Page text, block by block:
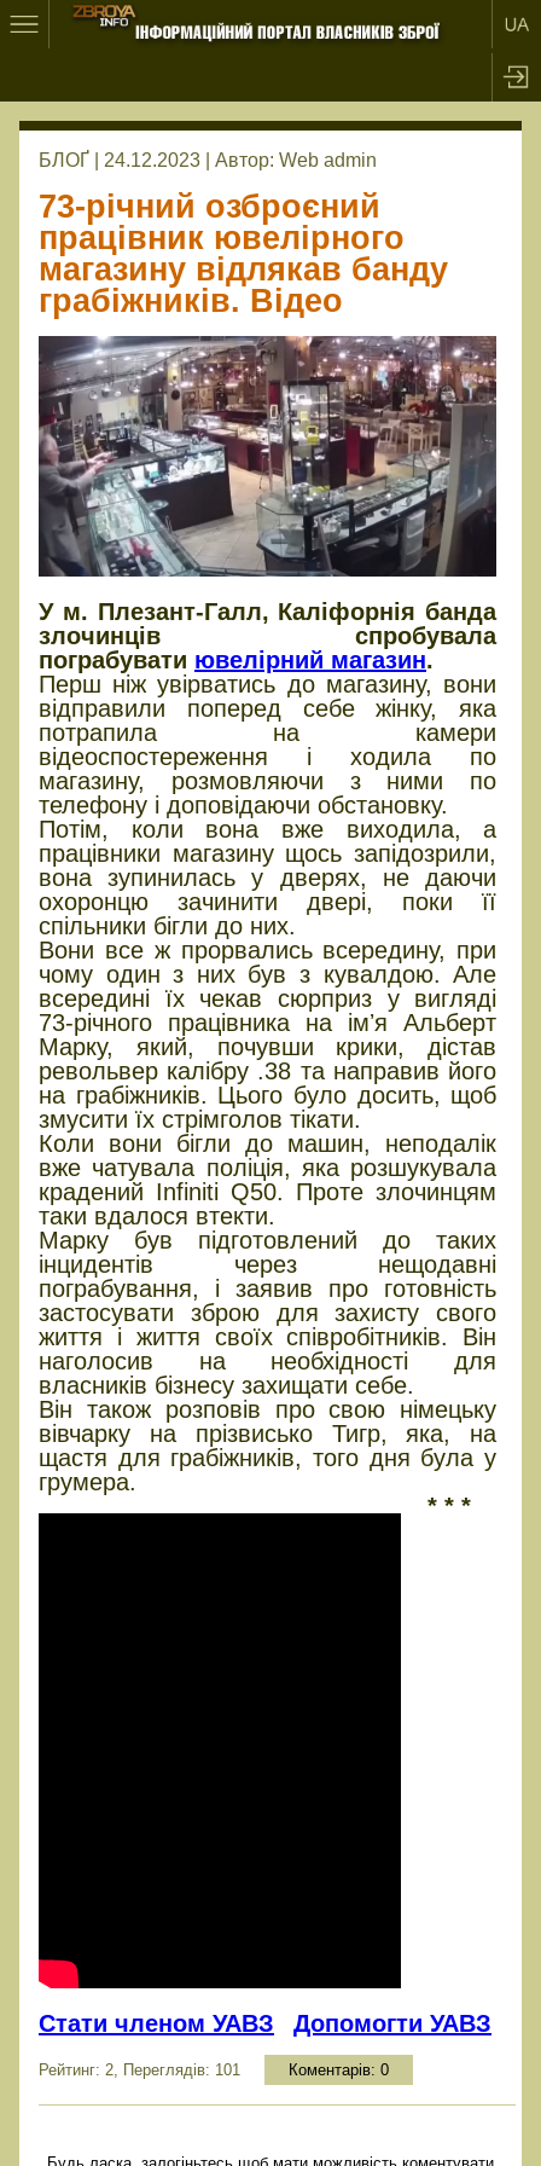
БЛОҐ | 24.12.2023 | Автор: Web admin
73-річний озброєний
працівник ювелірного
магазину відлякав банду
грабіжників. Відео
У м. Плезант-Галл, Каліфорнія банда
злочинців спробувала
пограбувати ювелірний магазин.
Перш ніж увірватись до магазину, вони
відправили поперед себе жінку, яка
потрапила на камери
відеоспостереження і ходила по
магазину, розмовляючи з ними по
телефону і доповідаючи обстановку.
Потім, коли вона вже виходила, а
працівники магазину щось запідозрили,
вона зупинилась у дверях, не даючи
охоронцю зачинити двері, поки її
спільники бігли до них.
Вони все ж прорвались всередину, при
чому один з них був з кувалдою. Але
всередині їх чекав сюрприз у вигляді
73-річного працівника на імʼя Альберт
Марку, який, почувши крики, дістав
револьвер калібру .38 та направив його
на грабіжників. Цього було досить, щоб
змусити їх стрімголов тікати.
Коли вони бігли до машин, неподалік
вже чатувала поліція, яка розшукувала
крадений Infiniti Q50. Проте злочинцям
таки вдалося втекти.
Марку був підготовлений до таких
інцидентів через нещодавні
пограбування, і заявив про готовність
застосувати зброю для захисту свого
життя і життя своїх співробітників. Він
наголосив на необхідності для
власників бізнесу захищати себе.
Він також розповів про свою німецьку
вівчарку на прізвисько Тигр, яка, на
щастя для грабіжників, того дня була у
грумера.
* * *
Стати членом УАВЗ Допомогти УАВЗ
Рейтинг: 2, Переглядів: 101 Коментарів: 0